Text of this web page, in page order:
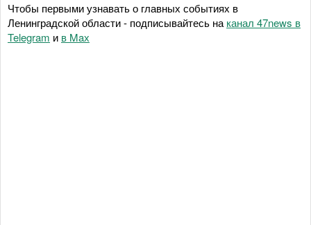
Чтобы первыми узнавать о главных событиях в
Ленинградской области - подписывайтесь на канал 47news в
Telegram и в Maх